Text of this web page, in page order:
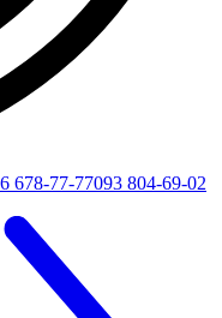
678-77-77093 804-69-02